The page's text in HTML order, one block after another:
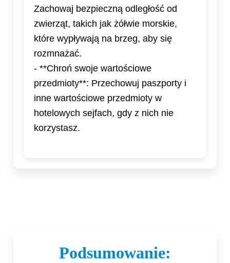
Zachowaj bezpieczną odległość od
zwierząt, takich jak żółwie morskie,
które wypływają na brzeg, aby się
rozmnażać.
- **Chroń swoje wartościowe
przedmioty**: Przechowuj paszporty i
inne wartościowe przedmioty w
hotelowych sejfach, gdy z nich nie
korzystasz.
Podsumowanie: